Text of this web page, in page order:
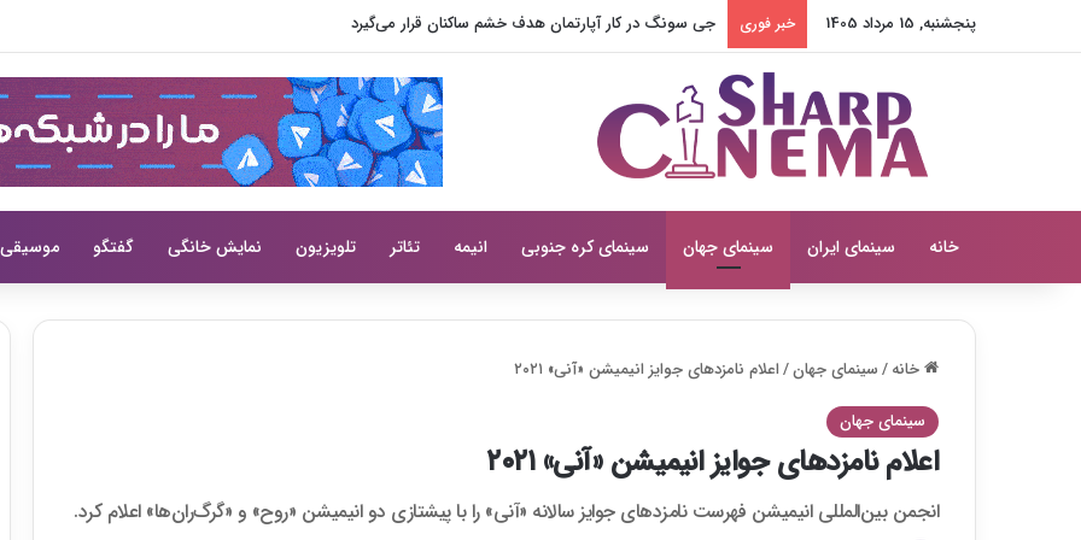
پنجشنبه, 15 مرداد 1405 خبر فوری پارک اون بین در عشق ترسناک مقابل قاتل بی‌رحم قرار می‌گیرد
خانه سینمای ایران سینمای جهان سینمای کره جنوبی انیمه تئاتر تلویزیون نمایش خانگی گفتگو موسیقی
خانه/سینمای جهان/اعلام نامزدهای جوایز انیمیشن «آنی» ۲۰۲۱
سینمای جهان
اعلام نامزدهای جوایز انیمیشن «آنی» ۲۰۲۱
انجمن بین‌المللی انیمیشن فهرست نامزدهای جوایز سالانه «آنی» را با پیشتازی دو انیمیشن «روح» و «گرگ‌ران‌ها» اعلام کرد.